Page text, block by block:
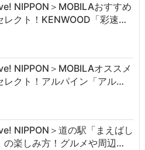
NIPPON＞MOBILAおすすめ
レクト！KENWOOD「彩速…
NIPPON＞MOBILAオススメ
レクト！アルパイン「アル…
NIPPON＞道の駅「まえばし
の楽しみ方！グルメや周辺…